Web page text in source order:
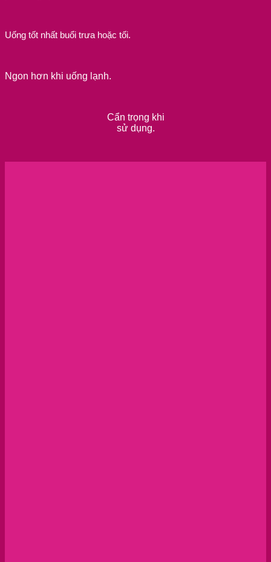
Uống tốt nhất buổi trưa hoặc tối.
Ngon hơn khi uống lạnh.
Cẩn trọng khi
sử dụng.